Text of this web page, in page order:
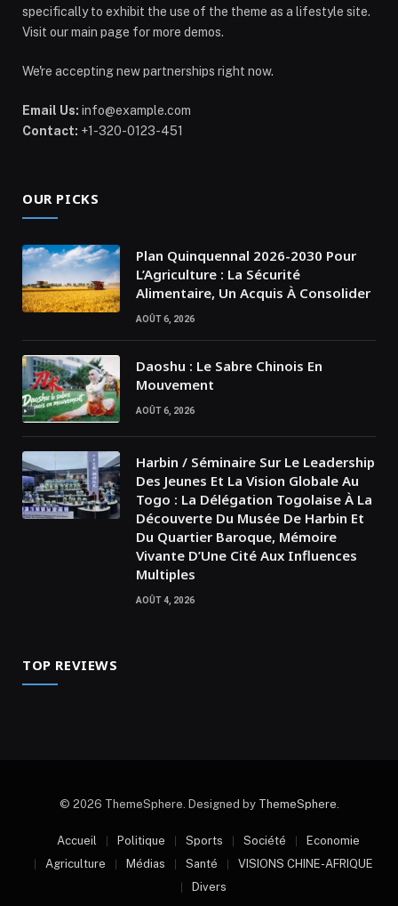
specifically to exhibit the use of the theme as a lifestyle site.
Visit our main page for more demos.
We're accepting new partnerships right now.
Email Us: info@example.com
Contact: +1-320-0123-451
OUR PICKS
Plan Quinquennal 2026-2030 Pour
L’Agriculture : La Sécurité
Alimentaire, Un Acquis À Consolider
AOÛT 6, 2026
Daoshu : Le Sabre Chinois En
Mouvement
AOÛT 6, 2026
Harbin / Séminaire Sur Le Leadership
Des Jeunes Et La Vision Globale Au
Togo : La Délégation Togolaise À La
Découverte Du Musée De Harbin Et
Du Quartier Baroque, Mémoire
Vivante D’Une Cité Aux Influences
Multiples
AOÛT 4, 2026
TOP REVIEWS
© 2026 ThemeSphere. Designed by ThemeSphere.
Accueil Politique Sports Société
Economie
Agriculture
Médias Santé
VISIONS CHINE-AFRIQUE
Divers